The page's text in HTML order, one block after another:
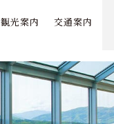
観光案内 交通案内